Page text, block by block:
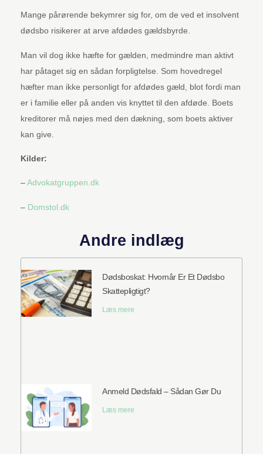
Mange pårørende bekymrer sig for, om de ved et insolvent
dødsbo risikerer at arve afdødes gældsbyrde.
Man vil dog ikke hæfte for gælden, medmindre man aktivt
har påtaget sig en sådan forpligtelse. Som hovedregel
hæfter man ikke personligt for afdødes gæld, blot fordi man
er i familie eller på anden vis knyttet til den afdøde. Boets
kreditorer må nøjes med den dækning, som boets aktiver
kan give.
Kilder:
–Advokatgruppen.dk
– Domstol.dk
Andre indlæg
Dødsboskat: Hvornår Er Et Dødsbo
Skattepligtigt?
Læs mere
Anmeld Dødsfald – Sådan Gør Du
Læs mere